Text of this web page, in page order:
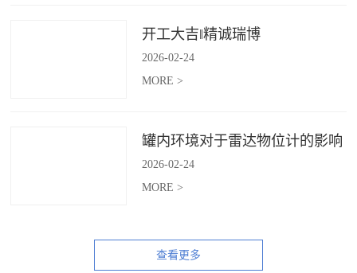
开工大吉‖精诚瑞博
2026-02-24
MORE >
罐内环境对于雷达物位计的影响
2026-02-24
MORE >
查看更多